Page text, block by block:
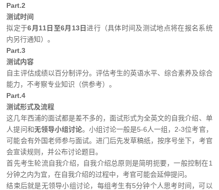
Part.2
测试时间
拟定于6月11日至6月13日进行（具体时间及测试地点将在报名系统
内另行通知）。
Part.3
测试内容
自主评估成绩以百分制评分。评估考生的英语水平、综合素养及综合
能力，不考察专业知识（供参考）。
Part.4
测试形式及流程
这几年西浦的面试都是差不多的，面试形式为全英文的自我介绍、单
人提问和无领导小组讨论。小组讨论一般是5-6人一组，2-3位考官，
可能会有外国老师参与面试。进门后先发草稿纸，按序号坐下，考官
会宣读规则，并公布讨论题目。
首先考生轮流自我介绍，自我介绍总原则是简明扼要，一般控制在1
分钟之内为宜，在自我介绍的过程中，考官可能会延伸提问。
结束后就是无领导小组讨论，每组考生有5分钟个人思考时间，可以